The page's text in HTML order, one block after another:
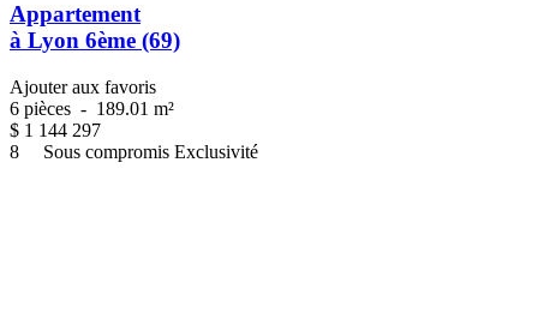
Appartement
à Lyon 6ème (69)
Ajouter aux favoris
6 pièces - 189.01 m²
$ 1 144 297
8
Sous compromis Exclusivité